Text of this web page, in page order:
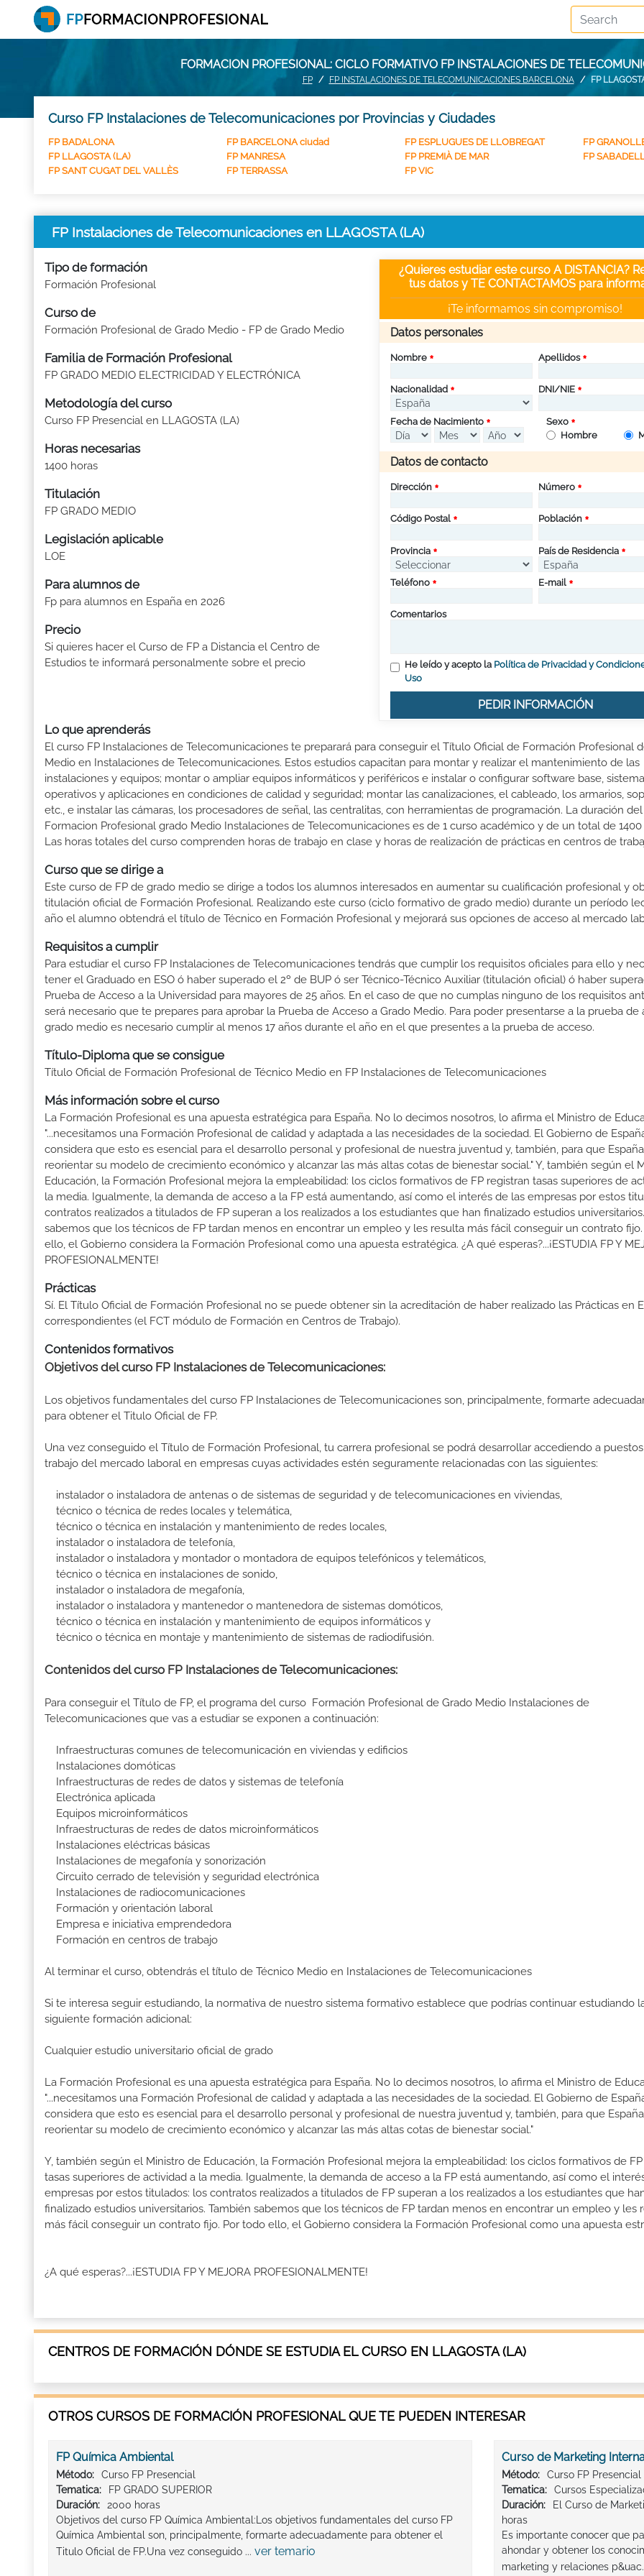
FORMACION PROFESIONAL: CICLO FORMATIVO FP INSTALACIONES DE
FP FP INSTALACIONES DE TELECOMUNICACIONES BARCELONA FP
Curso FP Instalaciones de Telecomunicaciones por Provincias y Ciudades
FP BADALONA FP BARCELONA ciudad FP ESPLUGUES DE LLOBREGAT FP
FP LLAGOSTA (LA)
FP MANRESA FP PREMIÀ DE MAR FP
FP SANT CUGAT DEL VALLÈS
FP TERRASSA FP VIC
FP Instalaciones de Telecomunicaciones en LLAGOSTA (LA)
Tipo de formación
Formación Profesional
Curso de
Formación Profesional de Grado Medio - FP de Grado Medio
Familia de Formación Profesional
FP GRADO MEDIO ELECTRICIDAD Y ELECTRÓNICA
Metodología del curso
Curso FP Presencial en LLAGOSTA (LA)
Horas necesarias
1400 horas
Titulación
FP GRADO MEDIO
Legislación aplicable
LOE
Para alumnos de
Fp para alumnos en España en 2026
Precio
Si quieres hacer el Curso de FP a Distancia el Centro de
Estudios te informará personalmente sobre el precio
¿Quieres estudiar este curso A DISTANCIA?
tus datos y TE CONTACTAMOS para
¡Te informamos sin compromiso!
Datos personales
Nombre Apellidos
Nacionalidad DNI/NIE
Fecha de Nacimiento
Sexo
Hombre
Datos de contacto
Dirección Número
Código Postal Población
Provincia País de Residencia
Teléfono E-mail
Comentarios
He leído y acepto la Política de Privacidad y
Uso
PEDIR INFORMACIÓN
Lo que aprenderás
El curso FP Instalaciones de Telecomunicaciones te preparará para conseguir el Título Oficial de Formación Profesional
Medio en Instalaciones de Telecomunicaciones. Estos estudios capacitan para montar y realizar el mantenimiento de las
instalaciones y equipos; montar o ampliar equipos informáticos y periféricos e instalar o configurar software base,
operativos y aplicaciones en condiciones de calidad y seguridad; montar las canalizaciones, el cableado, los armarios,
etc., e instalar las cámaras, los procesadores de señal, las centralitas, con herramientas de programación. La duración
Formacion Profesional grado Medio Instalaciones de Telecomunicaciones es de 1 curso académico y de un total de 1400
Las horas totales del curso comprenden horas de trabajo en clase y horas de realización de prácticas en centros de
Curso que se dirige a
Este curso de FP de grado medio se dirige a todos los alumnos interesados en aumentar su cualificación profesional y
titulación oficial de Formación Profesional. Realizando este curso (ciclo formativo de grado medio) durante un período
año el alumno obtendrá el título de Técnico en Formación Profesional y mejorará sus opciones de acceso al mercado
Requisitos a cumplir
Para estudiar el curso FP Instalaciones de Telecomunicaciones tendrás que cumplir los requisitos oficiales para ello y
tener el Graduado en ESO ó haber superado el 2º de BUP ó ser Técnico-Técnico Auxiliar (titulación oficial) ó haber
Prueba de Acceso a la Universidad para mayores de 25 años. En el caso de que no cumplas ninguno de los requisitos
será necesario que te prepares para aprobar la Prueba de Acceso a Grado Medio. Para poder presentarse a la prueba de
grado medio es necesario cumplir al menos 17 años durante el año en el que presentes a la prueba de acceso.
Título-Diploma que se consigue
Título Oficial de Formación Profesional de Técnico Medio en FP Instalaciones de Telecomunicaciones
Más información sobre el curso
La Formación Profesional es una apuesta estratégica para España. No lo decimos nosotros, lo afirma el Ministro de
"...necesitamos una Formación Profesional de calidad y adaptada a las necesidades de la sociedad. El Gobierno de
considera que esto es esencial para el desarrollo personal y profesional de nuestra juventud y, también, para que
reorientar su modelo de crecimiento económico y alcanzar las más altas cotas de bienestar social." Y, también según el
Educación, la Formación Profesional mejora la empleabilidad: los ciclos formativos de FP registran tasas superiores de
la media. Igualmente, la demanda de acceso a la FP está aumentando, así como el interés de las empresas por estos
contratos realizados a titulados de FP superan a los realizados a los estudiantes que han finalizado estudios
sabemos que los técnicos de FP tardan menos en encontrar un empleo y les resulta más fácil conseguir un contrato
ello, el Gobierno considera la Formación Profesional como una apuesta estratégica. ¿A qué esperas?...¡ESTUDIA FP Y
PROFESIONALMENTE!
Prácticas
Sí. El Título Oficial de Formación Profesional no se puede obtener sin la acreditación de haber realizado las Prácticas en
correspondientes (el FCT módulo de Formación en Centros de Trabajo).
Contenidos formativos
Objetivos del curso FP Instalaciones de Telecomunicaciones:
Los objetivos fundamentales del curso FP Instalaciones de Telecomunicaciones son, principalmente, formarte
para obtener el Titulo Oficial de FP.
Una vez conseguido el Título de Formación Profesional, tu carrera profesional se podrá desarrollar accediendo a
trabajo del mercado laboral en empresas cuyas actividades estén seguramente relacionadas con las siguientes:
instalador o instaladora de antenas o de sistemas de seguridad y de telecomunicaciones en viviendas,
técnico o técnica de redes locales y telemática,
técnico o técnica en instalación y mantenimiento de redes locales,
instalador o instaladora de telefonía,
instalador o instaladora y montador o montadora de equipos telefónicos y telemáticos,
técnico o técnica en instalaciones de sonido,
instalador o instaladora de megafonía,
instalador o instaladora y mantenedor o mantenedora de sistemas domóticos,
técnico o técnica en instalación y mantenimiento de equipos informáticos y
técnico o técnica en montaje y mantenimiento de sistemas de radiodifusión.
Contenidos del curso FP Instalaciones de Telecomunicaciones:
Para conseguir el Título de FP, el programa del curso Formación Profesional de Grado Medio Instalaciones de
Telecomunicaciones que vas a estudiar se exponen a continuación:
Infraestructuras comunes de telecomunicación en viviendas y edificios
Instalaciones domóticas
Infraestructuras de redes de datos y sistemas de telefonía
Electrónica aplicada
Equipos microinformáticos
Infraestructuras de redes de datos microinformáticos
Instalaciones eléctricas básicas
Instalaciones de megafonía y sonorización
Circuito cerrado de televisión y seguridad electrónica
Instalaciones de radiocomunicaciones
Formación y orientación laboral
Empresa e iniciativa emprendedora
Formación en centros de trabajo
Al terminar el curso, obtendrás el título de Técnico Medio en Instalaciones de Telecomunicaciones
Si te interesa seguir estudiando, la normativa de nuestro sistema formativo establece que podrías continuar estudiando
siguiente formación adicional:
Cualquier estudio universitario oficial de grado
La Formación Profesional es una apuesta estratégica para España. No lo decimos nosotros, lo afirma el Ministro de
"...necesitamos una Formación Profesional de calidad y adaptada a las necesidades de la sociedad. El Gobierno de
considera que esto es esencial para el desarrollo personal y profesional de nuestra juventud y, también, para que
reorientar su modelo de crecimiento económico y alcanzar las más altas cotas de bienestar social."
Y, también según el Ministro de Educación, la Formación Profesional mejora la empleabilidad: los ciclos formativos de
tasas superiores de actividad a la media. Igualmente, la demanda de acceso a la FP está aumentando, así como el
empresas por estos titulados: los contratos realizados a titulados de FP superan a los realizados a los estudiantes que
finalizado estudios universitarios. También sabemos que los técnicos de FP tardan menos en encontrar un empleo y les
más fácil conseguir un contrato fijo. Por todo ello, el Gobierno considera la Formación Profesional como una apuesta
¿A qué esperas?...¡ESTUDIA FP Y MEJORA PROFESIONALMENTE!
CENTROS DE FORMACIÓN DÓNDE SE ESTUDIA EL CURSO EN LLAGOSTA (LA)
OTROS CURSOS DE FORMACIÓN PROFESIONAL QUE TE PUEDEN INTERESAR
FP Química Ambiental
Método:
Curso FP Presencial
Tematica:
FP GRADO SUPERIOR
Duración:
2000 horas
Objetivos del curso FP Química Ambiental:Los objetivos fundamentales del curso FP
Química Ambiental son, principalmente, formarte adecuadamente para obtener el
Titulo Oficial de FP.Una vez conseguido ... ver temario
Curso de Marketing
Método:
Curso FP Presencial
Tematica:
Cursos
Duración:
El Curso de
horas
Es importante conocer que
ahondar y obtener los
marketing y relaciones